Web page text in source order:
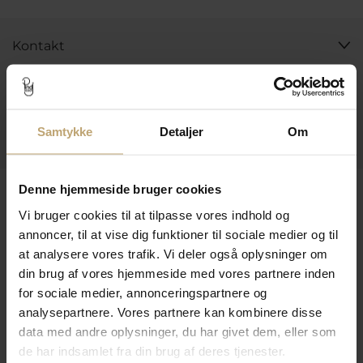
Samtykke Detaljer Om
Denne hjemmeside bruger cookies
Vi bruger cookies til at tilpasse vores indhold og
annoncer, til at vise dig funktioner til sociale medier og til
at analysere vores trafik. Vi deler også oplysninger om
din brug af vores hjemmeside med vores partnere inden
for sociale medier, annonceringspartnere og
analysepartnere. Vores partnere kan kombinere disse
data med andre oplysninger, du har givet dem, eller som
de har indsamlet fra din brug af deres tjenester.
Kontakt
Åbningstider I Butikken
Praktiske Sider
Leveringsmuligheder
Betalingsmuligheder
Sikker Og Tryg E-Handel